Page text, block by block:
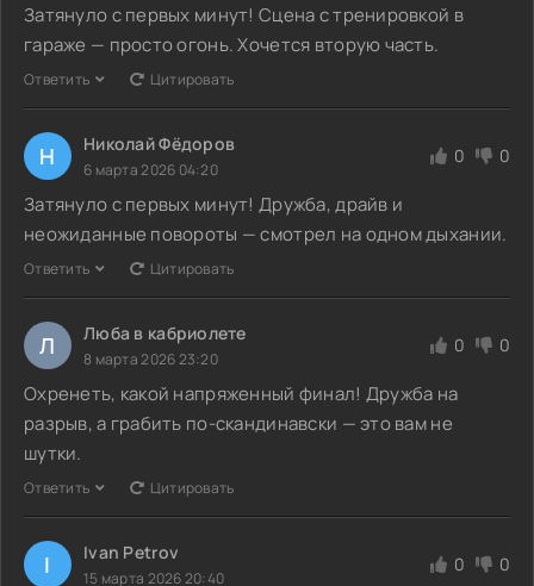
Затянуло с первых минут! Сцена с тренировкой в
гараже — просто огонь. Хочется вторую часть.
Ответить Цитировать
Н Николай Фёдоров
6 марта 2026 04:20
0 0
Затянуло с первых минут! Дружба, драйв и
неожиданные повороты — смотрел на одном дыхании.
Ответить Цитировать
Л Люба в кабриолете
8 марта 2026 23:20
0 0
Охренеть, какой напряженный финал! Дружба на
разрыв, а грабить по-скандинавски — это вам не
шутки.
Ответить Цитировать
I Ivan Petrov
15 марта 2026 20:40
0 0